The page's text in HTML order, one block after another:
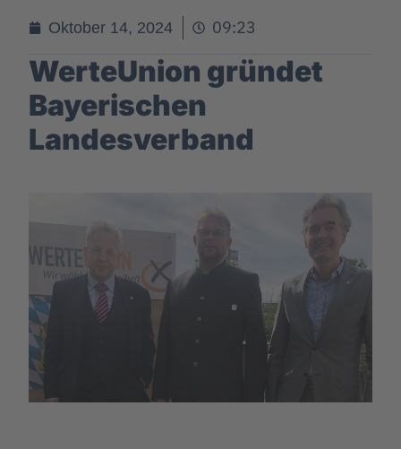
Oktober 14, 2024 09:23
WerteUnion gründet
Bayerischen
Landesverband